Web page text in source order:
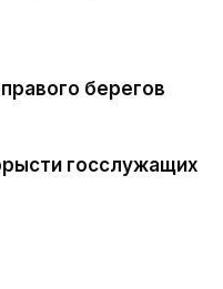
берегов
госслужащих